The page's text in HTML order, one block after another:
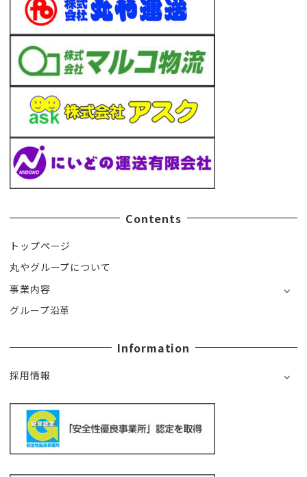
Contents
トップページ
丸やグループについて
事業内容
グループ沿革
Information
採用情報